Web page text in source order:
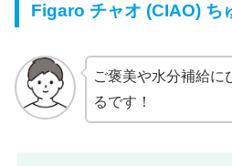
Figaro チャオ (CIAO) ち
ご褒美や水分補給に
るです！